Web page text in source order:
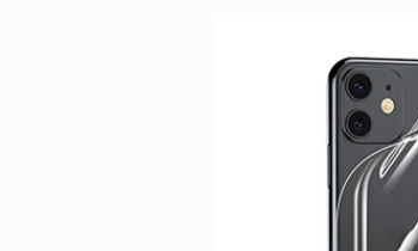
informação
do produto